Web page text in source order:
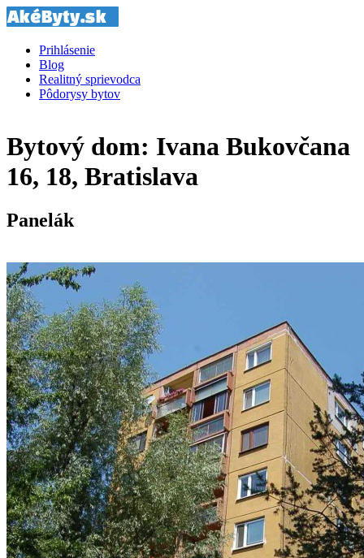
Prihlásenie
Blog
Realitný sprievodca
Pôdorysy bytov
Bytový dom: Ivana Bukovčana
16, 18, Bratislava
Panelák